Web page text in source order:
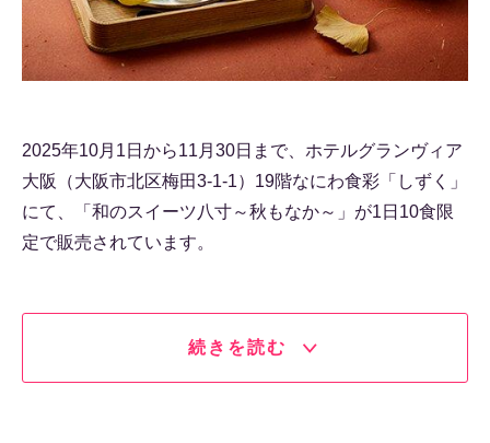
2025年10月1日から11月30日まで、ホテルグランヴィア
大阪（大阪市北区梅田3-1-1）19階なにわ食彩「しずく」
にて、「和のスイーツ八寸～秋もなか～」が1日10食限
定で販売されています。
続きを読む